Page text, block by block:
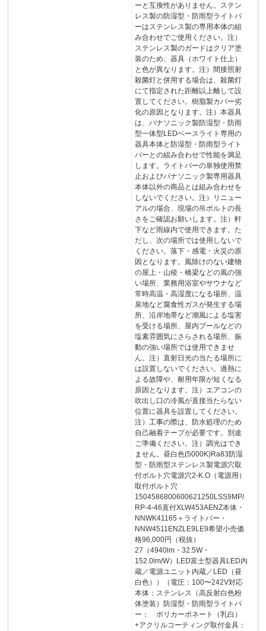
ーと互換性がありません。ステン
レス製の防湿型・防雨型ライトバ
ーはステンレス製の専用本体の組
み合わせでご使用ください。注）
ステンレス製のガードはクリア塗
装のため、器具（ホワイト仕上）
と色が異なります。注）間接照射
殺菌灯と併用する場合は、殺菌灯
にて指定された距離以上離して設
置してください。樹脂製カバー劣
化の原因となります。注）本器具
は、パナソニック製防湿型・防雨
型一体型LEDベースライト専用の
器具本体と防湿型・防雨型ライト
バーとの組み合わせで性能を満足
します。ライトバーの単独使用禁
止およびパナソニック製専用器具
本体以外の商品とは組み合わせを
しないでください。注）リニュー
アルの場合、現場の吊ボルトの長
さをご確認お願いします。注）軒
下など雨線内で使用できます。た
だし、次の場所では使用しないで
ください。落下・感電・火災の原
因となります。風除けのない建物
の屋上・山稜・橋梁などの風の強
い場所、業務用浴室やサウナなど
常時高温・高湿度になる場所、温
泉地など腐食性ガスが発生する場
所、沿岸地帯など潮風による塩害
を受ける場所、屋内プールなどの
塩素雰囲気にさらされる場所、振
動の強い場所では使用できませ
ん。注）直射日光の当たる場所に
は設置しないでください。過熱に
よる故障や、耐用年限が短くなる
原因となります。注）エアコンの
吹出し口の冷風が直接当たらない
位置に器具を設置してください。
注）工事の際は、防水処理のため
自己融着テープが必要です。別途
ご準備ください。注）調光はでき
ません。昼白色(5000K)Ra83防湿
型・防雨型ステンレス製電源穴取
付ボルト穴電源穴2-K.O（電源用）
取付ボルト穴
1504586800600621250LSS9MP/
RP-4-46直付XLW453AENZ本体・
NNWK41165＋ライトバー・
NNW4511ENZLE9LE9希望小売価
格96,000円（税抜）
27（4940lm・32.5W・
152.0lm/W）LED富士型器具LED内
蔵／電源ユニット内蔵／LED（昼
白色））（電圧：100〜242V対応
本体：ステンレス（高反射白色粉
体塗装）防湿型・防雨型ライトバ
ー： ポリカーボネート（乳白）
+アクリルコーティング取付金具：